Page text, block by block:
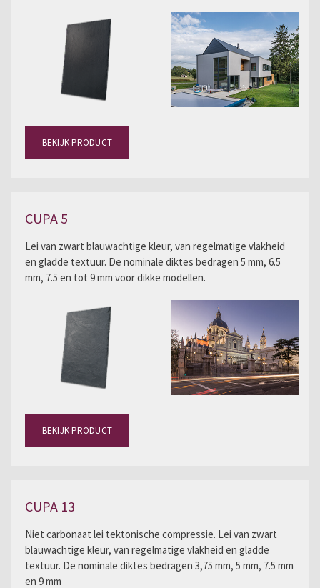
BEKIJK PRODUCT
CUPA 5
Lei van zwart blauwachtige kleur, van regelmatige vlakheid
en gladde textuur. De nominale diktes bedragen 5 mm, 6.5
mm, 7.5 en tot 9 mm voor dikke modellen.
BEKIJK PRODUCT
CUPA 13
Niet carbonaat lei tektonische compressie. Lei van zwart
blauwachtige kleur, van regelmatige vlakheid en gladde
textuur. De nominale diktes bedragen 3,75 mm, 5 mm, 7.5 mm
en 9 mm